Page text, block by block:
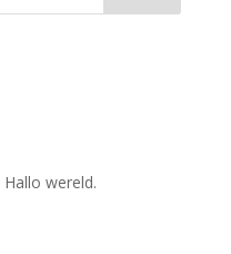
Hallo wereld.